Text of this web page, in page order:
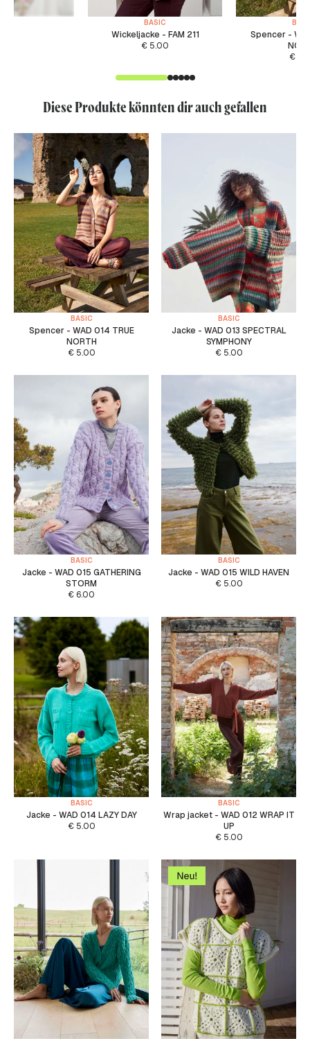
BASIC
Wickeljacke - FAM 211
€ 5.00
Spencer -
€
Diese Produkte könnten dir auch gefallen
BASIC
Spencer - WAD 014 TRUE
NORTH
€5.00
BASIC
Jacke - WAD 013 SPECTRAL
SYMPHONY
€5.00
BASIC
Jacke - WAD 015 GATHERING
STORM
€ 6.00
BASIC
Jacke - WAD 015 WILD HAVEN
€5.00
BASIC
Jacke - WAD 014 LAZY DAY
€5.00
BASIC
Wrap jacket - WAD 012 WRAP IT
UP
€5.00